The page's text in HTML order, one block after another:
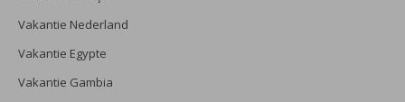
Vakantie Nederland
Vakantie Egypte
Vakantie Gambia